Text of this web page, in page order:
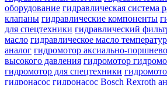
оборудование гидравлическая система
клапаны гидравлические компоненты
для спецтехники гидравлический
масло гидравлическое масло
аналог гидромотор аксиально-
высокого давления гидромотор
гидромотор для спецтехники
гидронасос гидронасос Bosch Rexroth